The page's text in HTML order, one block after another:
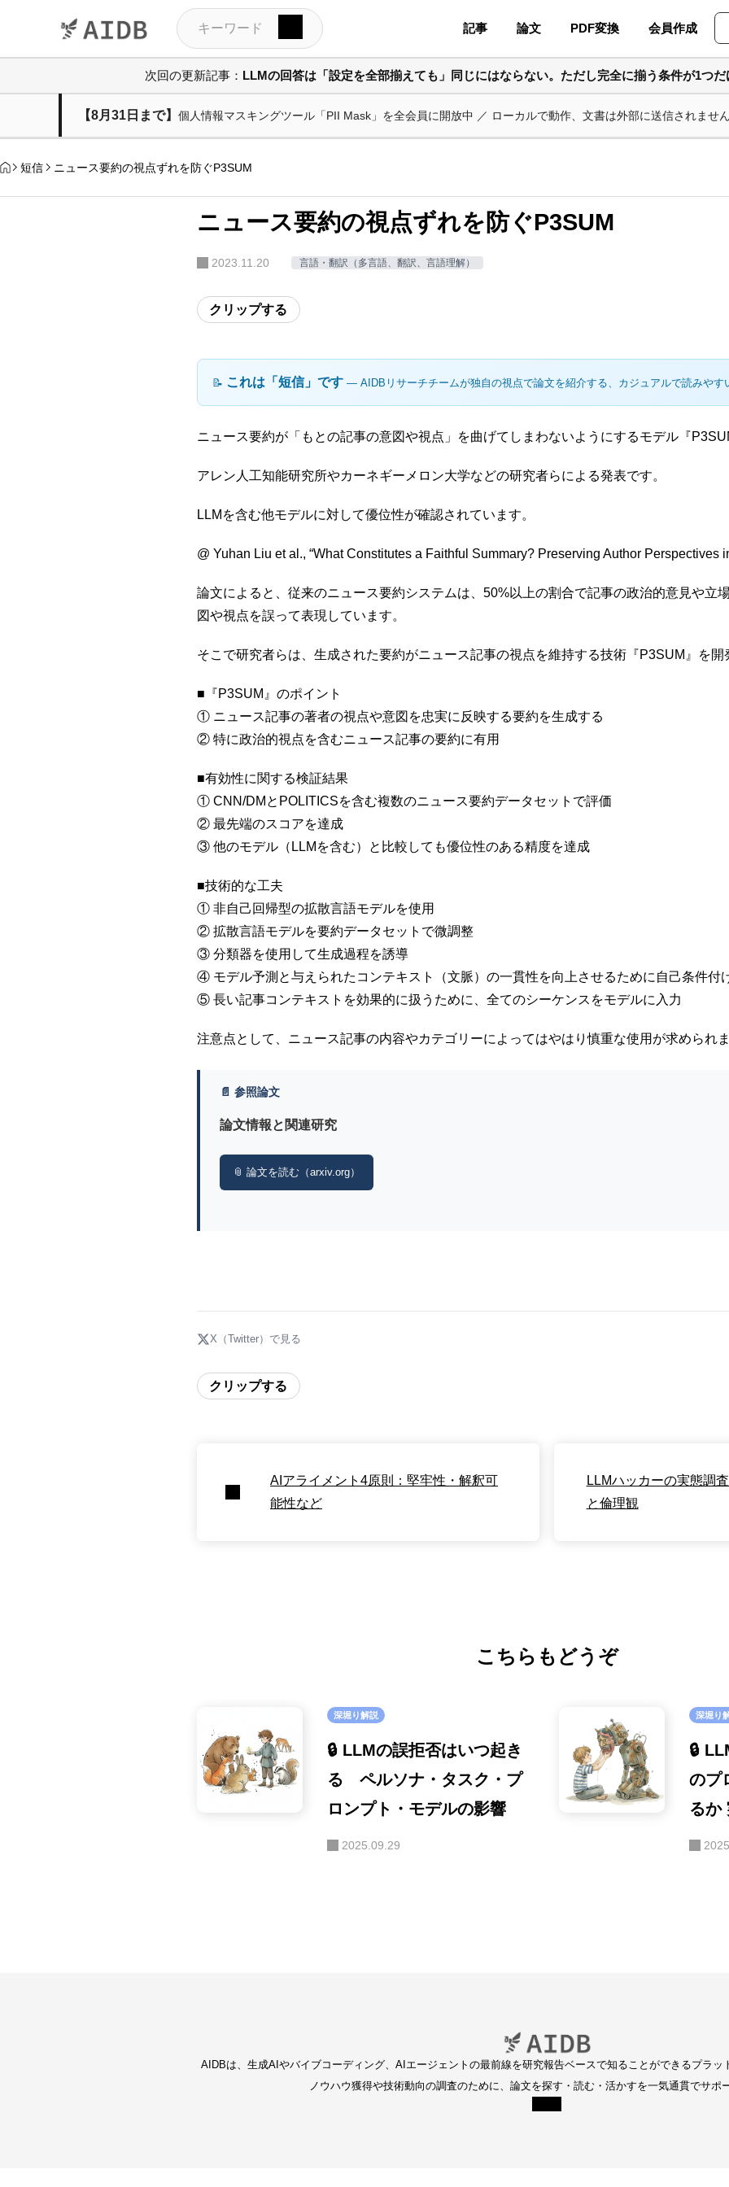
記事 論文 PDF変換 会員作成
次回の更新記事： LLMの回答は「設定を全部揃えても」同じにはならない。ただし完全に揃う条件が1つだ
【8月31日まで】 個人情報マスキングツール「PII Mask」を全会員に開放中 ／ ローカルで動作、文書は外部に送信されません
短信 ニュース要約の視点ずれを防ぐP3SUM
ニュース要約の視点ずれを防ぐP3SUM
2023.11.20 言語・翻訳（多言語、翻訳、言語理解）
クリップする
📝 これは「短信」です ― AIDBリサーチチームが独自の視点で論文を紹介する、カジュアルで読みやす
ニュース要約が「もとの記事の意図や視点」を曲げてしまわないようにするモデル『
アレン人工知能研究所やカーネギーメロン大学などの研究者らによる発表です。
LLMを含む他モデルに対して優位性が確認されています。
@ Yuhan Liu et al., “What Constitutes a Faithful Summary? Preserving Author Perspectives
論文によると、従来のニュース要約システムは、50%以上の割合で記事の政治的意見や立
図や視点を誤って表現しています。
そこで研究者らは、生成された要約がニュース記事の視点を維持する技術『P3SUM』を開
■『P3SUM』のポイント
① ニュース記事の著者の視点や意図を忠実に反映する要約を生成する
② 特に政治的視点を含むニュース記事の要約に有用
■有効性に関する検証結果
① CNN/DMとPOLITICSを含む複数のニュース要約データセットで評価
② 最先端のスコアを達成
③ 他のモデル（LLMを含む）と比較しても優位性のある精度を達成
■技術的な工夫
① 非自己回帰型の拡散言語モデルを使用
② 拡散言語モデルを要約データセットで微調整
③ 分類器を使用して生成過程を誘導
④ モデル予測と与えられたコンテキスト（文脈）の一貫性を向上させるために自己条件付
⑤ 長い記事コンテキストを効果的に扱うために、全てのシーケンスをモデルに入力
注意点として、ニュース記事の内容やカテゴリーによってはやはり慎重な使用が求められま
📄 参照論文
論文情報と関連研究
📎 論文を読む（arxiv.org）
X（Twitter）で見る
クリップする
AIアライメント4原則：堅牢性・解釈可
能性など
LLMハッカーの実態調
と倫理観
こちらもどうぞ
深堀り解説
🔒 LLMの誤拒否はいつ起き
る ペルソナ・タスク・プ
ロンプト・モデルの影響
2025.09.29
深堀り
🔒
のプ
るか
ト
AIDBは、生成AIやバイブコーディング、AIエージェントの最前線を研究報告ベースで知ることができるプラ
ノウハウ獲得や技術動向の調査のために、論文を探す・読む・活かすを一気通貫でサポ